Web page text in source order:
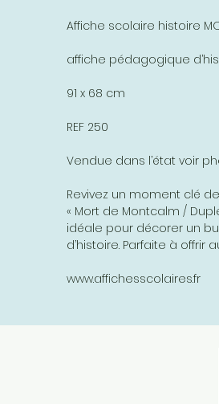
Affiche scolaire histoire
affiche pédagogique
91 x 68 cm
REF 250
Vendue dans l’état voir
Revivez un moment clé
« Mort de Montcalm /
idéale pour décorer un
d’histoire. Parfaite à offrir
www.affichesscolaires.fr